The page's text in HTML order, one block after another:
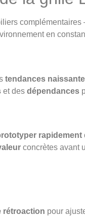
en
tendances
et des dépendances
rapidement
concrètes avant
rétroaction pour